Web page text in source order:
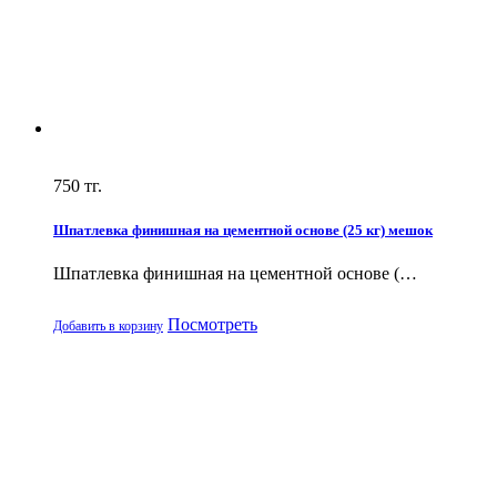
750 тг.
Шпатлевка финишная на цементной основе (25 кг) мешок
Шпатлевка финишная на цементной основе (…
Добавить в корзину Посмотреть